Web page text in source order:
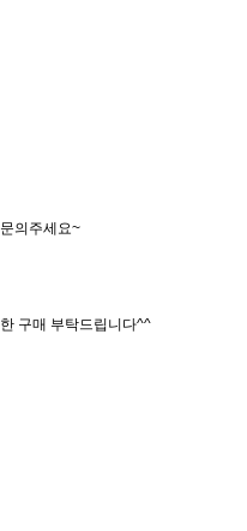
의주세요~
구매 부탁드립니다^^